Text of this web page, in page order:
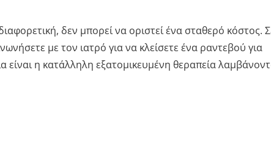
δεν μπορεί να οριστεί ένα σταθερό κόστος.
με τον ιατρό για να κλείσετε ένα ραντεβού για
είναι η κατάλληλη εξατομικευμένη θεραπεία